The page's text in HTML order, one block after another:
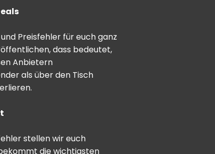
Preisfehler für euch ganz
dass bedeutet,
Anbietern
als über den Tisch
stellen wir euch
die wichtigsten